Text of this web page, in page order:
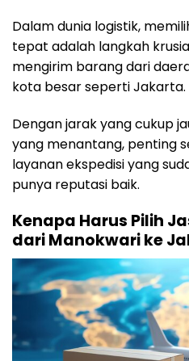
Dalam dunia logistik,
tepat adalah langkah
mengirim barang dari
kota besar seperti Jakarta.
Dengan jarak yang cukup
yang menantang, penting
layanan ekspedisi yang
punya reputasi baik.
Kenapa Harus Pilih
dari Manokwari ke